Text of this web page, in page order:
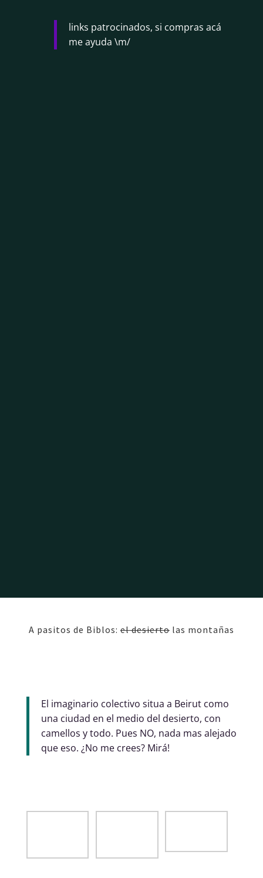
links patrocinados, si compras acá
me ayuda \m/
A pasitos de Biblos: el desiertolas montañas
El imaginario colectivo situa a Beirut como
una ciudad en el medio del desierto, con
camellos y todo. Pues NO, nada mas alejado
que eso. ¿No me crees? Mirá!